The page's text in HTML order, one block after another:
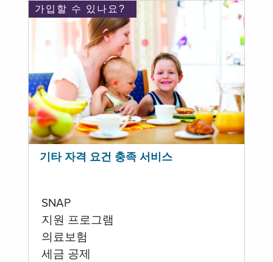
가입할 수 있나요?
기타 자격 요건 충족 서비스
SNAP
지원 프로그램
의료보험
세금 공제